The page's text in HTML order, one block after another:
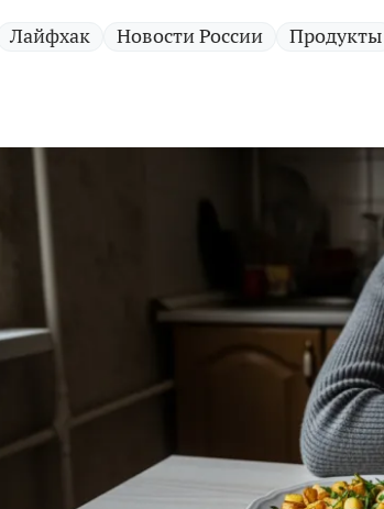
Лайфхак Новости России Продукты